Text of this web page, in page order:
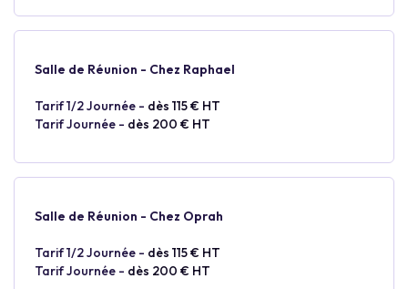
Salle de Réunion - Chez Raphael
Tarif 1/2 Journée - dès 115 € HT
Tarif Journée - dès 200 € HT
Salle de Réunion - Chez Oprah
Tarif 1/2 Journée - dès 115 € HT
Tarif Journée - dès 200 € HT